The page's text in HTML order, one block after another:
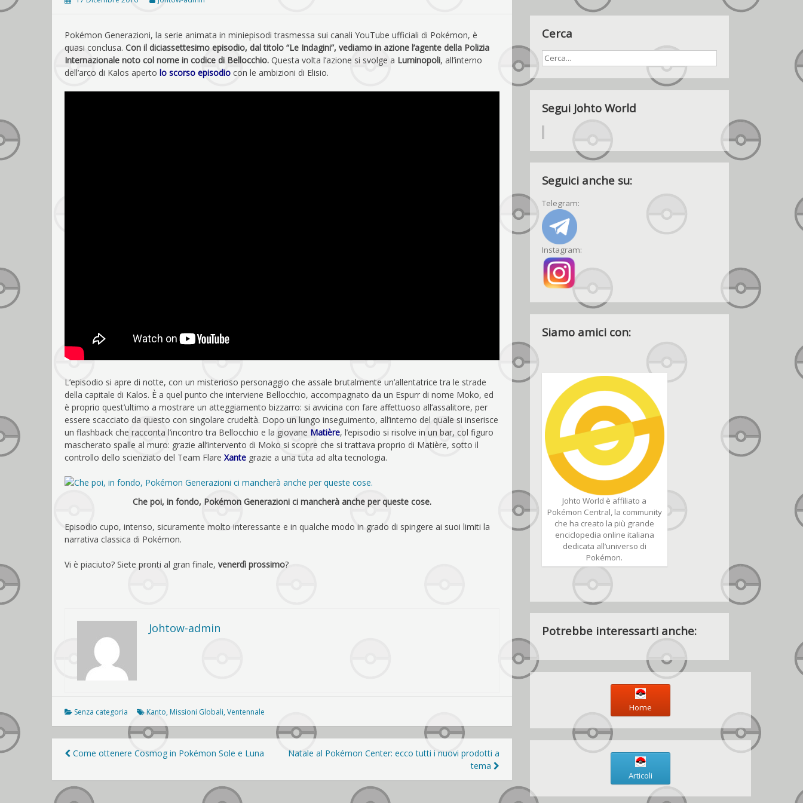
Pokémon Generazioni, la serie animata in miniepisodi trasmessa sui canali YouTube ufficiali di Pokémon, è
quasi conclusa. Con il diciassettesimo episodio, dal titolo “Le Indagini”, vediamo in azione l’agente della Polizia
Internazionale noto col nome in codice di Bellocchio. Questa volta l’azione si svolge a Luminopoli, all’interno
dell’arco di Kalos aperto lo scorso episodio con le ambizioni di Elisio.
L’episodio si apre di notte, con un misterioso personaggio che assale brutalmente un’allentatrice tra le strade
della capitale di Kalos. È a quel punto che interviene Bellocchio, accompagnato da un Espurr di nome Moko, ed
è proprio quest’ultimo a mostrare un atteggiamento bizzarro: si avvicina con fare affettuoso all’assalitore, per
essere scacciato da questo con singolare crudeltà. Dopo un lungo inseguimento, all’interno del quale si inserisce
un flashback che racconta l’incontro tra Bellocchio e la giovane Matière, l’episodio si risolve in un bar, col figuro
mascherato spalle al muro: grazie all’intervento di Moko si scopre che si trattava proprio di Matière, sotto il
controllo dello scienziato del Team Flare Xante grazie a una tuta ad alta tecnologia.
Che poi, in fondo, Pokémon Generazioni ci mancherà anche per queste cose.
Episodio cupo, intenso, sicuramente molto interessante e in qualche modo in grado di spingere ai suoi limiti la
narrativa classica di Pokémon.
Vi è piaciuto? Siete pronti al gran finale, venerdì prossimo?
Johtow-admin
Senza categoria Kanto, Missioni Globali,Ventennale
Navigazione
articoli
Come ottenere Cosmog in Pokémon Sole e Luna
Natale al Pokémon Center: ecco tutti i nuovi prodotti a
tema
Cerca
Segui Johto World
Seguici anche su:
Telegram:
Instagram:
Siamo amici con:
Johto World è affiliato a
Pokémon Central, la community
che ha creato la più grande
enciclopedia online italiana
dedicata all’universo di
Pokémon.
Potrebbe interessarti anche:
Home
Articoli